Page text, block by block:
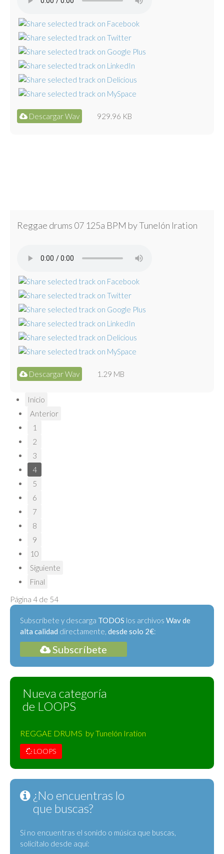
Descargar Wav 929.96 KB
Reggae drums 07 125a BPM by Tunelón Iration
Descargar Wav 1.29 MB
Inicio
Anterior
1
2
3
4
5
6
7
8
9
10
Siguiente
Final
Página 4 de 54
Subscríbete y descarga TODOS los archivos Wav de
alta calidad directamente, desde solo 2€:
Subscríbete
Nueva categoría
de LOOPS
REGGAE DRUMS by Tunelón Iration
LOOPS
¿No encuentras lo
que buscas?
Si no encuentras el sonido o música que buscas,
solicítalo desde aquí: